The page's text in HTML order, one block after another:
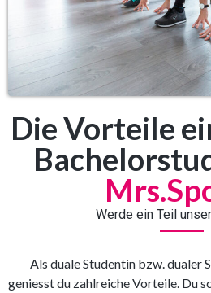
Die Vorteile
Werde ein Teil
Als duale Studentin bzw. dualer
geniesst du zahlreiche Vorteile. Du